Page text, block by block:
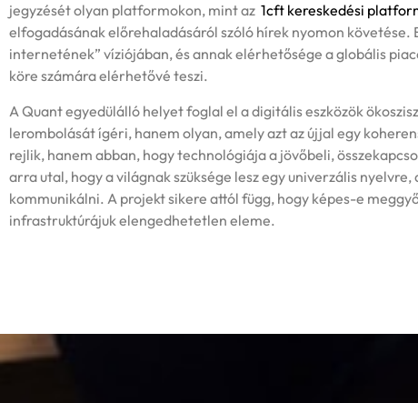
jegyzését olyan platformokon, mint az 1cft kereskedési
elfogadásának előrehaladásáról szóló hírek nyomon követése.
internetének” víziójában, és annak elérhetősége a globális
köre számára elérhetővé teszi.
A Quant egyedülálló helyet foglal el a digitális eszközök
lerombolását ígéri, hanem olyan, amely azt az újjal egy
rejlik, hanem abban, hogy technológiája a jövőbeli,
arra utal, hogy a világnak szüksége lesz egy univerzális
kommunikálni. A projekt sikere attól függ, hogy képes-e
infrastruktúrájuk elengedhetetlen eleme.